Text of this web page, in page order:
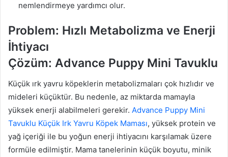
nemlendirmeye yardımcı olur.
Problem: Hızlı Metabolizma ve Enerji
İhtiyacı
Çözüm: Advance Puppy Mini Tavuklu
Küçük ırk yavru köpeklerin metabolizmaları çok hızlıdır ve
mideleri küçüktür. Bu nedenle, az miktarda mamayla
yüksek enerji alabilmeleri gerekir. Advance Puppy Mini
Tavuklu Küçük Irk Yavru Köpek Maması, yüksek protein ve
yağ içeriği ile bu yoğun enerji ihtiyacını karşılamak üzere
formüle edilmiştir. Mama tanelerinin küçük boyutu, minik